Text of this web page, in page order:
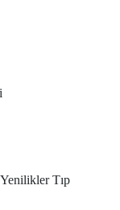
Tıp